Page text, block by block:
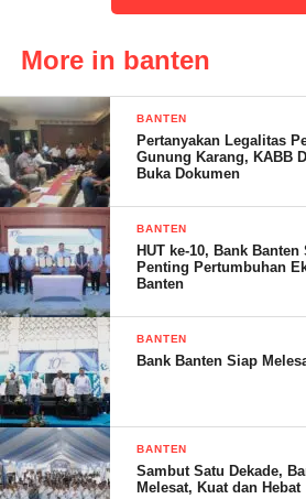
Provinsi, sehingga pengawasannya
terkesan tutup mata,” ungkapnya.
James Berharap, Walikota Cilegon
langsung menindak tegas
menjadi efek jera.
“Ini sudah terjadi puluhan tahun.
berharap bapak Walikota Cilegon
memprioritaskan permasalahan ini
tegas sesuai aturan yang berlaku,”
Sebelumnya diberitakan, PT.
(PGP) Cilegon diduga selama
memberikan upah karyawan
berlaku, yang ditetapkan melalui
Banten, dan diduga telat
hingga satu bulan setelah Hari raya.
Salah seorang Karyawan yang tidak
mengaku telah bekerja tahunan dan
UMK Kota Cilegon,
More in banten
BANTEN
Pertanyakan Legalitas
Gunung Karang, KABB
Buka Dokumen
BANTEN
HUT ke-10, Bank
Penting Pertumbuhan
Banten
BANTEN
Bank Banten Siap
BANTEN
Sambut Satu Dekade,
Melesat, Kuat dan Hebat